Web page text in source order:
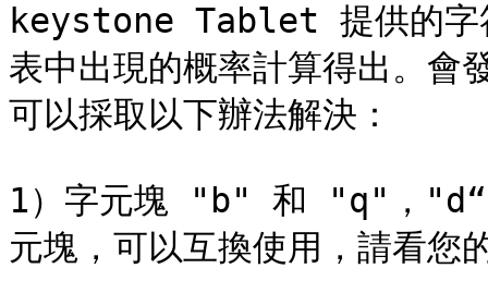
keystone Tablet 提供的字
表中出現的概率計算得出。會
可以採取以下辦法解決：
1）字元塊 "b" 和 "q"，
元塊，可以互換使用，請看您